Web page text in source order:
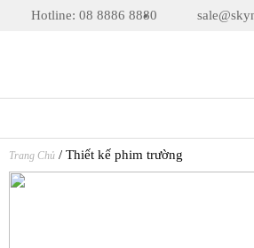
Hotline: 08 8886 8880
Trang Chủ / Thiết kế phim trường